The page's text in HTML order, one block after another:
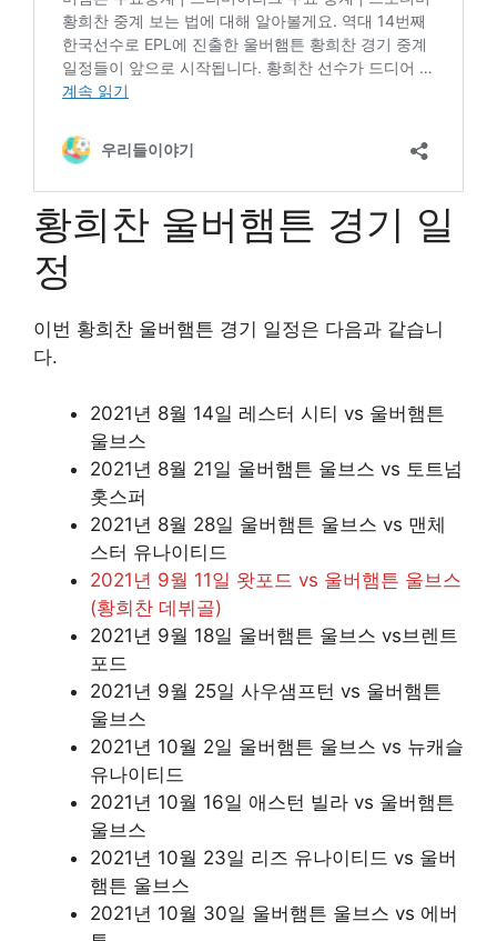
황희찬 울버햄튼 경기 일
정
이번 황희찬 울버햄튼 경기 일정은 다음과 같습니
다.
2021년 8월 14일 레스터 시티 vs 울버햄튼
울브스
2021년 8월 21일 울버햄튼 울브스 vs 토트넘
홋스퍼
2021년 8월 28일 울버햄튼 울브스 vs 맨체
스터 유나이티드
2021년 9월 11일 왓포드 vs 울버햄튼 울브스
(황희찬 데뷔골)
2021년 9월 18일 울버햄튼 울브스 vs브렌트
포드
2021년 9월 25일 사우샘프턴 vs 울버햄튼
울브스
2021년 10월 2일 울버햄튼 울브스 vs 뉴캐슬
유나이티드
2021년 10월 16일 애스턴 빌라 vs 울버햄튼
울브스
2021년 10월 23일 리즈 유나이티드 vs 울버
햄튼 울브스
2021년 10월 30일 울버햄튼 울브스 vs 에버